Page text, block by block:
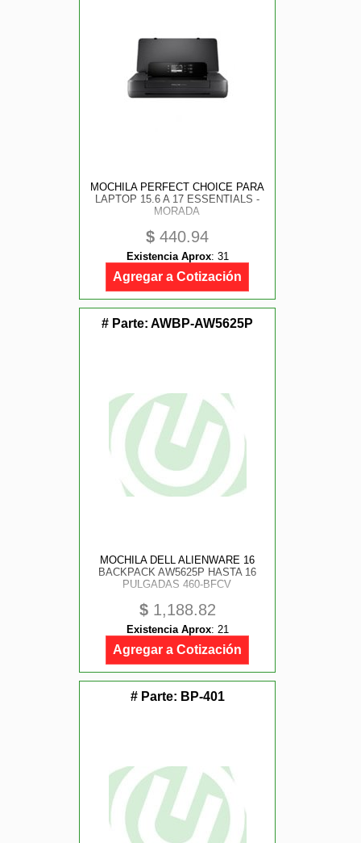
MOCHILA PERFECT CHOICE PARA
LAPTOP 15.6 A 17 ESSENTIALS -
MORADA
$ 440.94
Existencia Aprox: 31
Agregar a Cotización
# Parte: AWBP-AW5625P
MOCHILA DELL ALIENWARE 16
BACKPACK AW5625P HASTA 16
PULGADAS 460-BFCV
$1,188.82
Existencia Aprox: 21
Agregar a Cotización
# Parte: BP-401